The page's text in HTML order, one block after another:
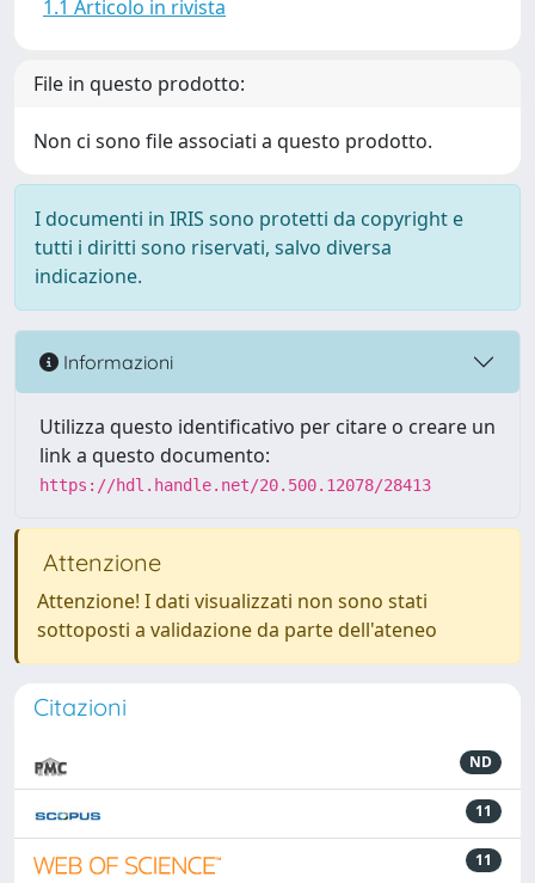
1.1 Articolo in rivista
File in questo prodotto:
Non ci sono file associati a questo prodotto.
I documenti in IRIS sono protetti da copyright e
tutti i diritti sono riservati, salvo diversa
indicazione.
Informazioni
Utilizza questo identificativo per citare o creare un
link a questo documento:
https://hdl.handle.net/20.500.12078/28413
Attenzione
Attenzione! I dati visualizzati non sono stati
sottoposti a validazione da parte dell'ateneo
Citazioni
ND
11
11